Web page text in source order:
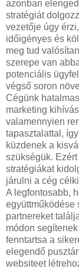
azonban
stratégiát
vezetője úgy
időigényes és
meg tud
szerepe van
potenciális
végső soron
Cégünk
marketing
valamennyien
tapasztalattal,
küzdenek a
szükségük.
stratégiákat
járulni a cég
A legfontosabb,
együttműködése
partnereket
módon
fenntartsa a
elegendő
websiteet